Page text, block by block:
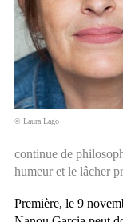
© Laura Lago
continue de
humeur et le lâcher
Première, le 9